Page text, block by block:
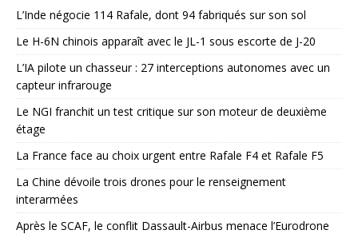
L’Inde négocie 114 Rafale, dont 94 fabriqués sur son sol
Le H-6N chinois apparaît avec le JL-1 sous escorte de J-20
L’IA pilote un chasseur : 27 interceptions autonomes avec un
capteur infrarouge
Le NGI franchit un test critique sur son moteur de deuxième
étage
La France face au choix urgent entre Rafale F4 et Rafale F5
La Chine dévoile trois drones pour le renseignement
interarmées
Après le SCAF, le conflit Dassault-Airbus menace l’Eurodrone